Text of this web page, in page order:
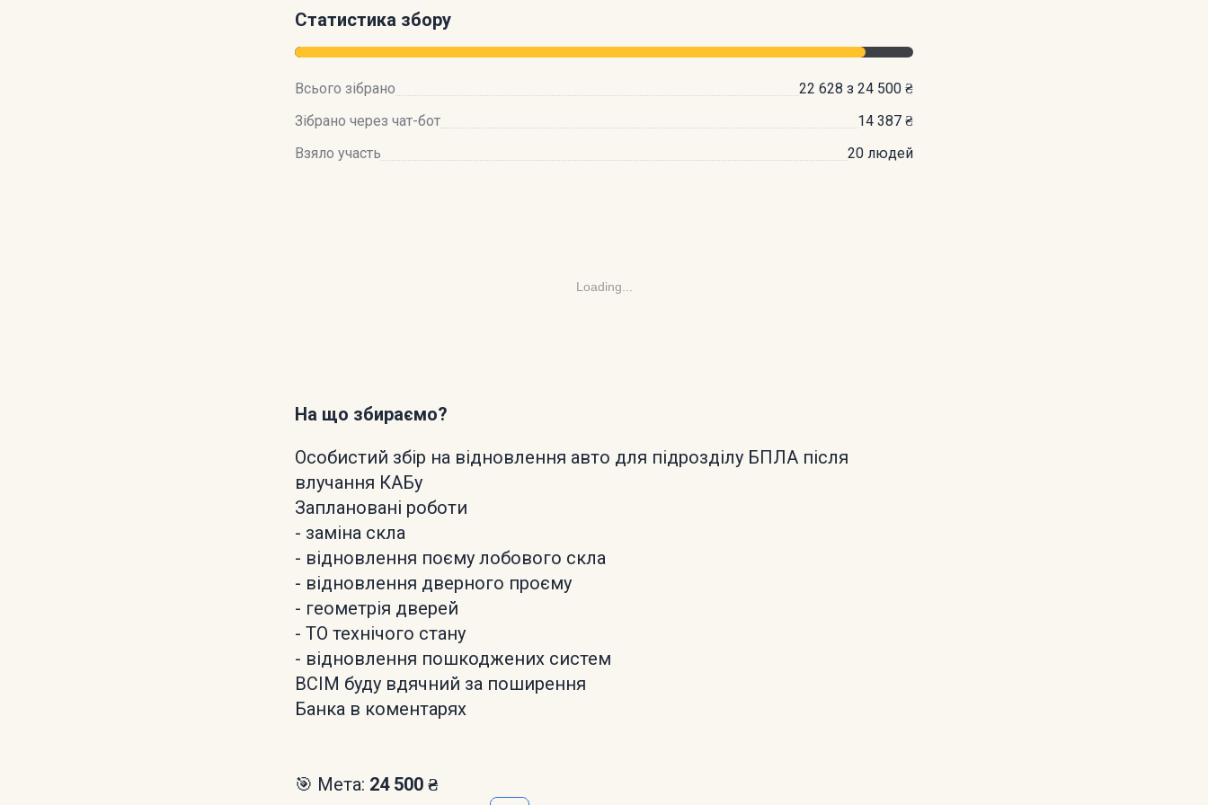
Статистика збору
Всього зібрано
22 628 з 24 500 ₴
Зібрано через чат-бот
14 387 ₴
Взяло участь
20 людей
Loading...
На що збираємо?
Особистий збір на відновлення авто для підрозділу БПЛА після
влучання КАБу
Заплановані роботи
- заміна скла
- відновлення поєму лобового скла
- відновлення дверного проєму
- геометрія дверей
- ТО технічого стану
- відновлення пошкоджених систем
ВСІМ буду вдячний за поширення
Банка в коментарях
🎯 Мета: 24 500 ₴